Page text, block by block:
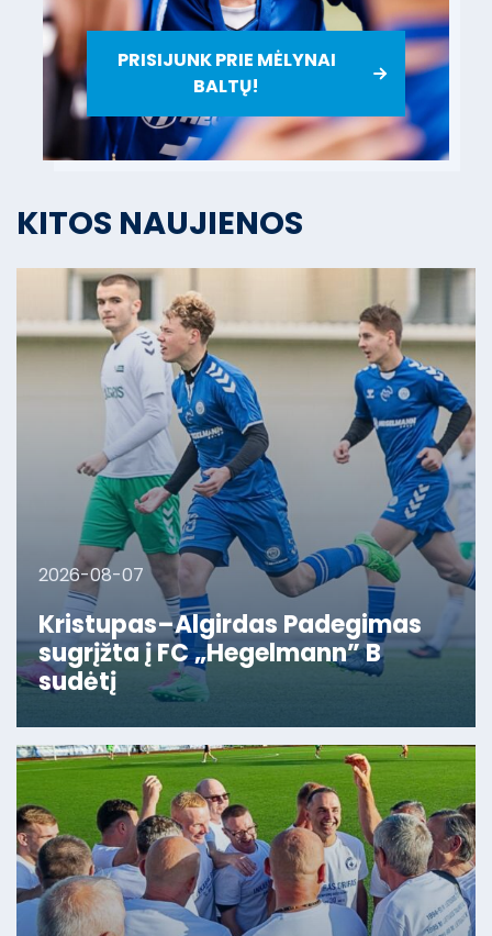
PRISIJUNK PRIE MĖLYNAI
BALTŲ!
KITOS NAUJIENOS
2026-08-07
Kristupas–Algirdas Padegimas
sugrįžta į FC „Hegelmann” B
sudėtį